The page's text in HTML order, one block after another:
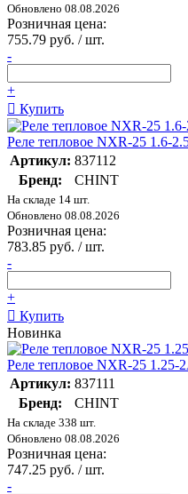
Обновлено 08.08.2026
Розничная цена:
755.79 руб. / шт.
-
+
Купить
Реле тепловое NXR-25 1.6-
Артикул: 837112
Бренд:
CHINT
На складе 14 шт.
Обновлено 08.08.2026
Розничная цена:
783.85 руб. / шт.
-
+
Купить
Новинка
Реле тепловое NXR-25 1.25-
Артикул: 837111
Бренд:
CHINT
На складе 338 шт.
Обновлено 08.08.2026
Розничная цена:
747.25 руб. / шт.
-